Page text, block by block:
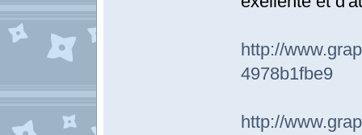
http://
4978b1fbe9
http://